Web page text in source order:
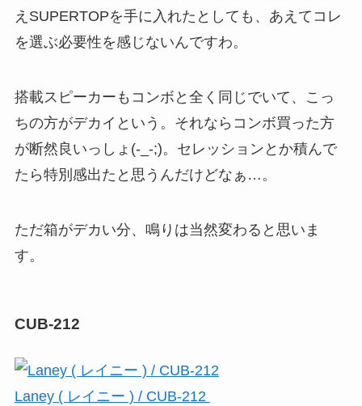
えSUPERTOPを手に入れたとしても、あえてコレ
を選ぶ必要性を感じないんですわ。
搭載スピーカーもコンボと全く同じでいて、こっ
ちの方がデカイという。それならコンボ買った方
が断然良いっしょ(-_-;)。セレッションとか積んで
たら特別感出たと思うんだけどなぁ…。
ただ箱がデカい分、鳴りは当然変わると思いま
す。
CUB-212
Laney ( レイニー ) / CUB-212